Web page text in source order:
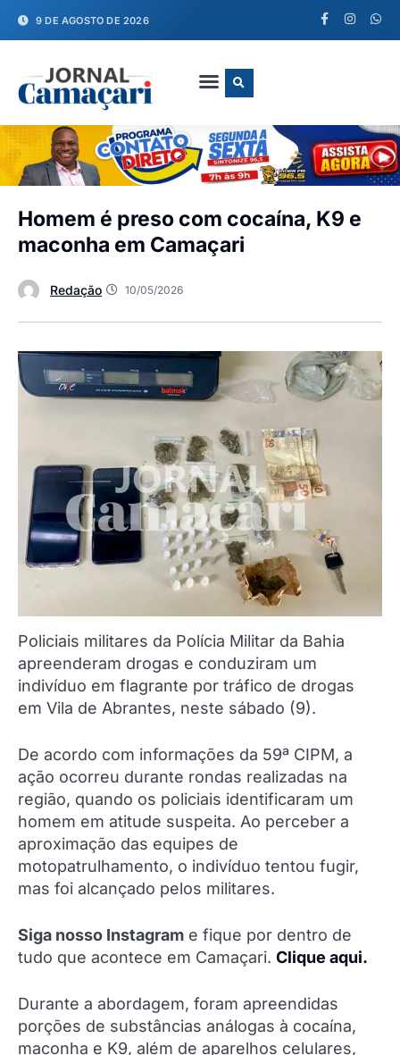
9 DE AGOSTO DE 2026
Homem é preso com cocaína, K9 e
maconha em Camaçari
Redação 10/05/2026
Policiais militares da Polícia Militar da Bahia
apreenderam drogas e conduziram um
indivíduo em flagrante por tráfico de drogas
em Vila de Abrantes, neste sábado (9).
De acordo com informações da 59ª CIPM, a
ação ocorreu durante rondas realizadas na
região, quando os policiais identificaram um
homem em atitude suspeita. Ao perceber a
aproximação das equipes de
motopatrulhamento, o indivíduo tentou fugir,
mas foi alcançado pelos militares.
Siga nosso Instagram e fique por dentro de
tudo que acontece em Camaçari. Clique aqui.
Durante a abordagem, foram apreendidas
porções de substâncias análogas à cocaína,
maconha e K9, além de aparelhos celulares,